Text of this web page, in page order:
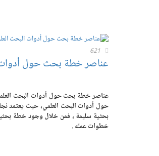
621
عناصر خطة بحث حول أدوات
عناصر خطة بحث حول أدوات البحث
حول أدوات البحث العلمي، حيث يعتمد
بحثية سليمة ، فمن خلال وجود خطة
خطوات عمله .